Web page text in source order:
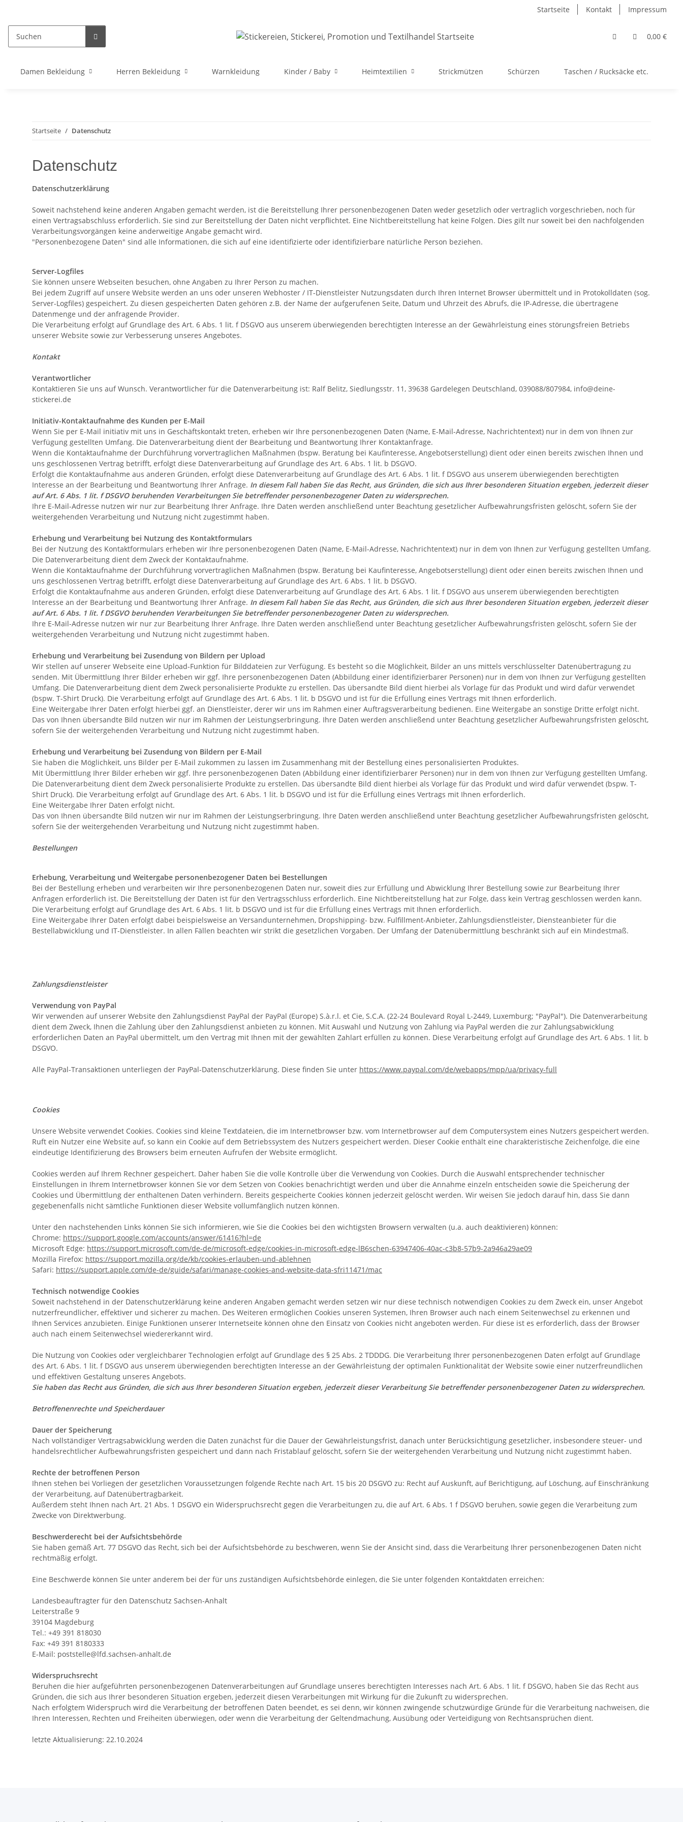
Startseite Kontakt Impressum
0,00 €
Damen Bekleidung Herren Bekleidung Warnkleidung Kinder / Baby Heimtextilien Strickmützen Schürzen Taschen / Rucksäcke etc.
Startseite Datenschutz
Datenschutz
Datenschutzerklärung
Soweit nachstehend keine anderen Angaben gemacht werden, ist die Bereitstellung Ihrer personenbezogenen Daten weder gesetzlich oder vertraglich vorgeschrieben, noch für
einen Vertragsabschluss erforderlich. Sie sind zur Bereitstellung der Daten nicht verpflichtet. Eine Nichtbereitstellung hat keine Folgen. Dies gilt nur soweit bei den nachfolgenden
Verarbeitungsvorgängen keine anderweitige Angabe gemacht wird.
"Personenbezogene Daten" sind alle Informationen, die sich auf eine identifizierte oder identifizierbare natürliche Person beziehen.
Server-Logfiles
Sie können unsere Webseiten besuchen, ohne Angaben zu Ihrer Person zu machen.
Bei jedem Zugriff auf unsere Website werden an uns oder unseren Webhoster / IT-Dienstleister Nutzungsdaten durch Ihren Internet Browser übermittelt und in Protokolldaten (sog.
Server-Logfiles) gespeichert. Zu diesen gespeicherten Daten gehören z.B. der Name der aufgerufenen Seite, Datum und Uhrzeit des Abrufs, die IP-Adresse, die übertragene
Datenmenge und der anfragende Provider.
Die Verarbeitung erfolgt auf Grundlage des Art. 6 Abs. 1 lit. f DSGVO aus unserem überwiegenden berechtigten Interesse an der Gewährleistung eines störungsfreien Betriebs
unserer Website sowie zur Verbesserung unseres Angebotes.
Kontakt
Verantwortlicher
Kontaktieren Sie uns auf Wunsch. Verantwortlicher für die Datenverarbeitung ist: Ralf Belitz, Siedlungsstr. 11, 39638 Gardelegen Deutschland, 039088/807984, info@deine-
stickerei.de
Initiativ-Kontaktaufnahme des Kunden per E-Mail
Wenn Sie per E-Mail initiativ mit uns in Geschäftskontakt treten, erheben wir Ihre personenbezogenen Daten (Name, E-Mail-Adresse, Nachrichtentext) nur in dem von Ihnen zur
Verfügung gestellten Umfang. Die Datenverarbeitung dient der Bearbeitung und Beantwortung Ihrer Kontaktanfrage.
Wenn die Kontaktaufnahme der Durchführung vorvertraglichen Maßnahmen (bspw. Beratung bei Kaufinteresse, Angebotserstellung) dient oder einen bereits zwischen Ihnen und
uns geschlossenen Vertrag betrifft, erfolgt diese Datenverarbeitung auf Grundlage des Art. 6 Abs. 1 lit. b DSGVO.
Erfolgt die Kontaktaufnahme aus anderen Gründen, erfolgt diese Datenverarbeitung auf Grundlage des Art. 6 Abs. 1 lit. f DSGVO aus unserem überwiegenden berechtigten
Interesse an der Bearbeitung und Beantwortung Ihrer Anfrage. In diesem Fall haben Sie das Recht, aus Gründen, die sich aus Ihrer besonderen Situation ergeben, jederzeit dieser
auf Art. 6 Abs. 1 lit. f DSGVO beruhenden Verarbeitungen Sie betreffender personenbezogener Daten zu widersprechen.
Ihre E-Mail-Adresse nutzen wir nur zur Bearbeitung Ihrer Anfrage. Ihre Daten werden anschließend unter Beachtung gesetzlicher Aufbewahrungsfristen gelöscht, sofern Sie der
weitergehenden Verarbeitung und Nutzung nicht zugestimmt haben.
Erhebung und Verarbeitung bei Nutzung des Kontaktformulars
Bei der Nutzung des Kontaktformulars erheben wir Ihre personenbezogenen Daten (Name, E-Mail-Adresse, Nachrichtentext) nur in dem von Ihnen zur Verfügung gestellten Umfang.
Die Datenverarbeitung dient dem Zweck der Kontaktaufnahme.
Wenn die Kontaktaufnahme der Durchführung vorvertraglichen Maßnahmen (bspw. Beratung bei Kaufinteresse, Angebotserstellung) dient oder einen bereits zwischen Ihnen und
uns geschlossenen Vertrag betrifft, erfolgt diese Datenverarbeitung auf Grundlage des Art. 6 Abs. 1 lit. b DSGVO.
Erfolgt die Kontaktaufnahme aus anderen Gründen, erfolgt diese Datenverarbeitung auf Grundlage des Art. 6 Abs. 1 lit. f DSGVO aus unserem überwiegenden berechtigten
Interesse an der Bearbeitung und Beantwortung Ihrer Anfrage. In diesem Fall haben Sie das Recht, aus Gründen, die sich aus Ihrer besonderen Situation ergeben, jederzeit dieser
auf Art. 6 Abs. 1 lit. f DSGVO beruhenden Verarbeitungen Sie betreffender personenbezogener Daten zu widersprechen.
Ihre E-Mail-Adresse nutzen wir nur zur Bearbeitung Ihrer Anfrage. Ihre Daten werden anschließend unter Beachtung gesetzlicher Aufbewahrungsfristen gelöscht, sofern Sie der
weitergehenden Verarbeitung und Nutzung nicht zugestimmt haben.
Erhebung und Verarbeitung bei Zusendung von Bildern per Upload
Wir stellen auf unserer Webseite eine Upload-Funktion für Bilddateien zur Verfügung. Es besteht so die Möglichkeit, Bilder an uns mittels verschlüsselter Datenübertragung zu
senden. Mit Übermittlung Ihrer Bilder erheben wir ggf. Ihre personenbezogenen Daten (Abbildung einer identifizierbarer Personen) nur in dem von Ihnen zur Verfügung gestellten
Umfang. Die Datenverarbeitung dient dem Zweck personalisierte Produkte zu erstellen. Das übersandte Bild dient hierbei als Vorlage für das Produkt und wird dafür verwendet
(bspw. T-Shirt Druck). Die Verarbeitung erfolgt auf Grundlage des Art. 6 Abs. 1 lit. b DSGVO und ist für die Erfüllung eines Vertrags mit Ihnen erforderlich.
Eine Weitergabe Ihrer Daten erfolgt hierbei ggf. an Dienstleister, derer wir uns im Rahmen einer Auftragsverarbeitung bedienen. Eine Weitergabe an sonstige Dritte erfolgt nicht.
Das von Ihnen übersandte Bild nutzen wir nur im Rahmen der Leistungserbringung. Ihre Daten werden anschließend unter Beachtung gesetzlicher Aufbewahrungsfristen gelöscht,
sofern Sie der weitergehenden Verarbeitung und Nutzung nicht zugestimmt haben.
Erhebung und Verarbeitung bei Zusendung von Bildern per E-Mail
Sie haben die Möglichkeit, uns Bilder per E-Mail zukommen zu lassen im Zusammenhang mit der Bestellung eines personalisierten Produktes.
Mit Übermittlung Ihrer Bilder erheben wir ggf. Ihre personenbezogenen Daten (Abbildung einer identifizierbarer Personen) nur in dem von Ihnen zur Verfügung gestellten Umfang.
Die Datenverarbeitung dient dem Zweck personalisierte Produkte zu erstellen. Das übersandte Bild dient hierbei als Vorlage für das Produkt und wird dafür verwendet (bspw. T-
Shirt Druck). Die Verarbeitung erfolgt auf Grundlage des Art. 6 Abs. 1 lit. b DSGVO und ist für die Erfüllung eines Vertrags mit Ihnen erforderlich.
Eine Weitergabe Ihrer Daten erfolgt nicht.
Das von Ihnen übersandte Bild nutzen wir nur im Rahmen der Leistungserbringung. Ihre Daten werden anschließend unter Beachtung gesetzlicher Aufbewahrungsfristen gelöscht,
sofern Sie der weitergehenden Verarbeitung und Nutzung nicht zugestimmt haben.
Bestellungen
Erhebung, Verarbeitung und Weitergabe personenbezogener Daten bei Bestellungen
Bei der Bestellung erheben und verarbeiten wir Ihre personenbezogenen Daten nur, soweit dies zur Erfüllung und Abwicklung Ihrer Bestellung sowie zur Bearbeitung Ihrer
Anfragen erforderlich ist. Die Bereitstellung der Daten ist für den Vertragsschluss erforderlich. Eine Nichtbereitstellung hat zur Folge, dass kein Vertrag geschlossen werden kann.
Die Verarbeitung erfolgt auf Grundlage des Art. 6 Abs. 1 lit. b DSGVO und ist für die Erfüllung eines Vertrags mit Ihnen erforderlich.
Eine Weitergabe Ihrer Daten erfolgt dabei beispielsweise an Versandunternehmen, Dropshipping- bzw. Fulfillment-Anbieter, Zahlungsdienstleister, Diensteanbieter für die
Bestellabwicklung und IT-Dienstleister. In allen Fällen beachten wir strikt die gesetzlichen Vorgaben. Der Umfang der Datenübermittlung beschränkt sich auf ein Mindestmaß.
Zahlungsdienstleister
Verwendung von PayPal
Wir verwenden auf unserer Website den Zahlungsdienst PayPal der PayPal (Europe) S.à.r.l. et Cie, S.C.A. (22-24 Boulevard Royal L-2449, Luxemburg; "PayPal"). Die Datenverarbeitung
dient dem Zweck, Ihnen die Zahlung über den Zahlungsdienst anbieten zu können. Mit Auswahl und Nutzung von Zahlung via PayPal werden die zur Zahlungsabwicklung
erforderlichen Daten an PayPal übermittelt, um den Vertrag mit Ihnen mit der gewählten Zahlart erfüllen zu können. Diese Verarbeitung erfolgt auf Grundlage des Art. 6 Abs. 1 lit. b
DSGVO.
Alle PayPal-Transaktionen unterliegen der PayPal-Datenschutzerklärung. Diese finden Sie unter https://www.paypal.com/de/webapps/mpp/ua/privacy-full
Cookies
Unsere Website verwendet Cookies. Cookies sind kleine Textdateien, die im Internetbrowser bzw. vom Internetbrowser auf dem Computersystem eines Nutzers gespeichert werden.
Ruft ein Nutzer eine Website auf, so kann ein Cookie auf dem Betriebssystem des Nutzers gespeichert werden. Dieser Cookie enthält eine charakteristische Zeichenfolge, die eine
eindeutige Identifizierung des Browsers beim erneuten Aufrufen der Website ermöglicht.
Cookies werden auf Ihrem Rechner gespeichert. Daher haben Sie die volle Kontrolle über die Verwendung von Cookies. Durch die Auswahl entsprechender technischer
Einstellungen in Ihrem Internetbrowser können Sie vor dem Setzen von Cookies benachrichtigt werden und über die Annahme einzeln entscheiden sowie die Speicherung der
Cookies und Übermittlung der enthaltenen Daten verhindern. Bereits gespeicherte Cookies können jederzeit gelöscht werden. Wir weisen Sie jedoch darauf hin, dass Sie dann
gegebenenfalls nicht sämtliche Funktionen dieser Website vollumfänglich nutzen können.
Unter den nachstehenden Links können Sie sich informieren, wie Sie die Cookies bei den wichtigsten Browsern verwalten (u.a. auch deaktivieren) können:
Chrome: https://support.google.com/accounts/answer/61416?hl=de
Microsoft Edge: https://support.microsoft.com/de-de/microsoft-edge/cookies-in-microsoft-edge-lB6schen-63947406-40ac-c3b8-57b9-2a946a29ae09
Mozilla Firefox: https://support.mozilla.org/de/kb/cookies-erlauben-und-ablehnen
Safari: https://support.apple.com/de-de/guide/safari/manage-cookies-and-website-data-sfri11471/mac
Technisch notwendige Cookies
Soweit nachstehend in der Datenschutzerklärung keine anderen Angaben gemacht werden setzen wir nur diese technisch notwendigen Cookies zu dem Zweck ein, unser Angebot
nutzerfreundlicher, effektiver und sicherer zu machen. Des Weiteren ermöglichen Cookies unseren Systemen, Ihren Browser auch nach einem Seitenwechsel zu erkennen und
Ihnen Services anzubieten. Einige Funktionen unserer Internetseite können ohne den Einsatz von Cookies nicht angeboten werden. Für diese ist es erforderlich, dass der Browser
auch nach einem Seitenwechsel wiedererkannt wird.
Die Nutzung von Cookies oder vergleichbarer Technologien erfolgt auf Grundlage des § 25 Abs. 2 TDDDG. Die Verarbeitung Ihrer personenbezogenen Daten erfolgt auf Grundlage
des Art. 6 Abs. 1 lit. f DSGVO aus unserem überwiegenden berechtigten Interesse an der Gewährleistung der optimalen Funktionalität der Website sowie einer nutzerfreundlichen
und effektiven Gestaltung unseres Angebots.
Sie haben das Recht aus Gründen, die sich aus Ihrer besonderen Situation ergeben, jederzeit dieser Verarbeitung Sie betreffender personenbezogener Daten zu widersprechen.
Betroffenenrechte und Speicherdauer
Dauer der Speicherung
Nach vollständiger Vertragsabwicklung werden die Daten zunächst für die Dauer der Gewährleistungsfrist, danach unter Berücksichtigung gesetzlicher, insbesondere steuer- und
handelsrechtlicher Aufbewahrungsfristen gespeichert und dann nach Fristablauf gelöscht, sofern Sie der weitergehenden Verarbeitung und Nutzung nicht zugestimmt haben.
Rechte der betroffenen Person
Ihnen stehen bei Vorliegen der gesetzlichen Voraussetzungen folgende Rechte nach Art. 15 bis 20 DSGVO zu: Recht auf Auskunft, auf Berichtigung, auf Löschung, auf Einschränkung
der Verarbeitung, auf Datenübertragbarkeit.
Außerdem steht Ihnen nach Art. 21 Abs. 1 DSGVO ein Widerspruchsrecht gegen die Verarbeitungen zu, die auf Art. 6 Abs. 1 f DSGVO beruhen, sowie gegen die Verarbeitung zum
Zwecke von Direktwerbung.
Beschwerderecht bei der Aufsichtsbehörde
Sie haben gemäß Art. 77 DSGVO das Recht, sich bei der Aufsichtsbehörde zu beschweren, wenn Sie der Ansicht sind, dass die Verarbeitung Ihrer personenbezogenen Daten nicht
rechtmäßig erfolgt.
Eine Beschwerde können Sie unter anderem bei der für uns zuständigen Aufsichtsbehörde einlegen, die Sie unter folgenden Kontaktdaten erreichen:
Landesbeauftragter für den Datenschutz Sachsen-​Anhalt
Leiterstraße 9
39104 Magdeburg
Tel.: +49 391 81803​0
Fax: +49 391 8180333
E-Mail: poststelle@lfd.sachsen-​anhalt.de
Widerspruchsrecht
Beruhen die hier aufgeführten personenbezogenen Datenverarbeitungen auf Grundlage unseres berechtigten Interesses nach Art. 6 Abs. 1 lit. f DSGVO, haben Sie das Recht aus
Gründen, die sich aus Ihrer besonderen Situation ergeben, jederzeit diesen Verarbeitungen mit Wirkung für die Zukunft zu widersprechen.
Nach erfolgtem Widerspruch wird die Verarbeitung der betroffenen Daten beendet, es sei denn, wir können zwingende schutzwürdige Gründe für die Verarbeitung nachweisen, die
Ihren Interessen, Rechten und Freiheiten überwiegen, oder wenn die Verarbeitung der Geltendmachung, Ausübung oder Verteidigung von Rechtsansprüchen dient.
letzte Aktualisierung: 22.10.2024